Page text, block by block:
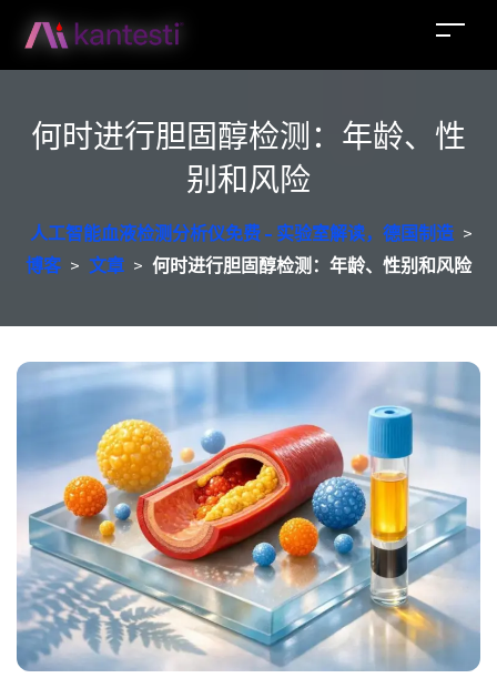
何时进行胆固醇检测：年龄、性
别和风险
人工智能血液检测分析仪免费 - 实验室解读，德国制造 >
博客 > 文章 > 何时进行胆固醇检测：年龄、性别和风险